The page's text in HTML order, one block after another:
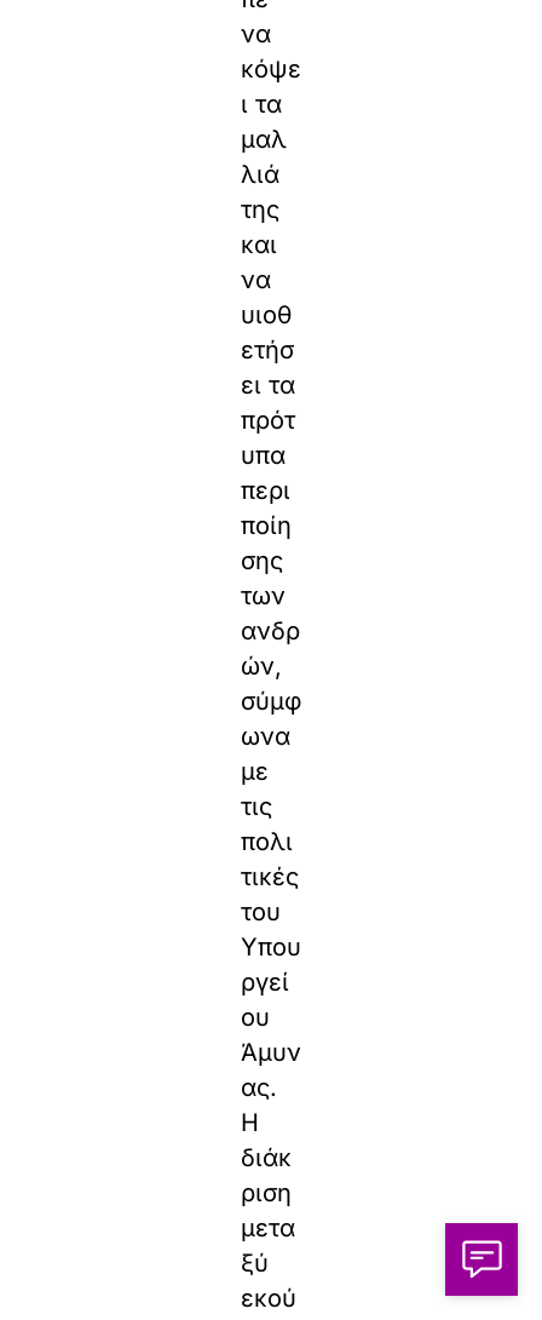
να
κόψε
ι τα
μαλ
λιά
της
και
να
υιοθ
ετήσ
ει τα
πρότ
υπα
περι
ποίη
σης
των
ανδρ
ών,
σύμφ
ωνα
με
τις
πολι
τικές
του
Υπου
ργεί
ου
Άμυν
ας.
Η
διάκ
ριση
μετα
ξύ
εκού